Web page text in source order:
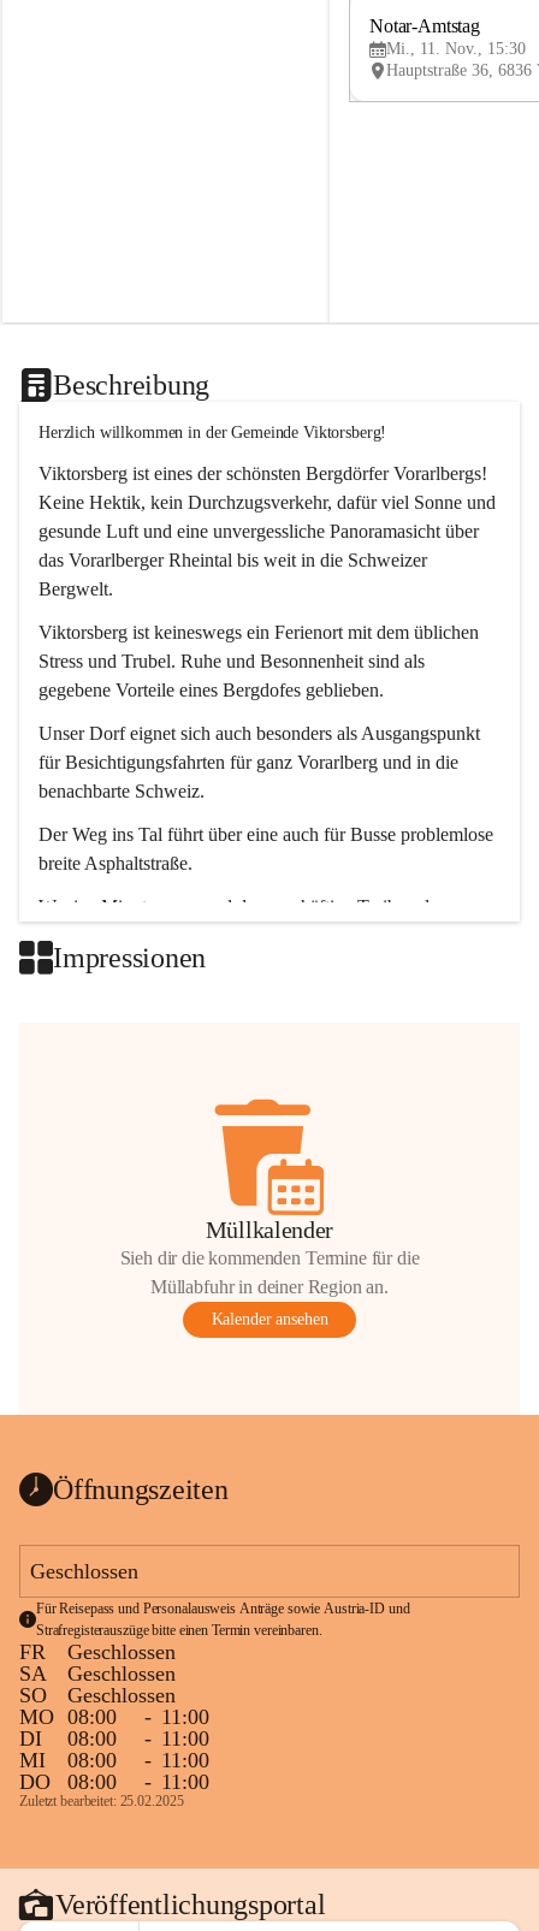
Notar-Amtstag
Mi., 11. Nov., 15:30
Beschreibung
Herzlich willkommen in der Gemeinde Viktorsberg!
Viktorsberg ist eines der schönsten Bergdörfer Vorarlbergs!
Keine Hektik, kein Durchzugsverkehr, dafür viel Sonne und
gesunde Luft und eine unvergessliche Panoramasicht über
das Vorarlberger Rheintal bis weit in die Schweizer
Bergwelt.
Viktorsberg ist keineswegs ein Ferienort mit dem üblichen
Stress und Trubel. Ruhe und Besonnenheit sind als
gegebene Vorteile eines Bergdofes geblieben.
Unser Dorf eignet sich auch besonders als Ausgangspunkt
für Besichtigungsfahrten für ganz Vorarlberg und in die
benachbarte Schweiz.
Der Weg ins Tal führt über eine auch für Busse problemlose
breite Asphaltstraße.
Wenige Minuten nur, und das geschäftige Treiben der
Impressionen
Müllkalender
Sieh dir die kommenden Termine für die
Müllabfuhr in deiner Region an.
Kalender ansehen
Öffnungszeiten
Geschlossen
Für Reisepass und Personalausweis Anträge sowie Austria-ID und
Strafregisterauszüge bitte einen Termin vereinbaren.
FR
Geschlossen
SA
Geschlossen
SO
Geschlossen
MO 08:00 - 11:00
DI
08:00 - 11:00
MI
08:00 - 11:00
DO
08:00 - 11:00
Zuletzt bearbeitet: 25.02.2025
Veröffentlichungsportal